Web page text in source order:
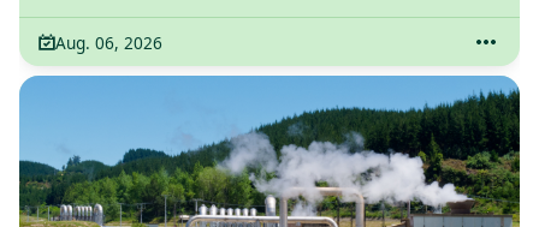
Aug. 06, 2026